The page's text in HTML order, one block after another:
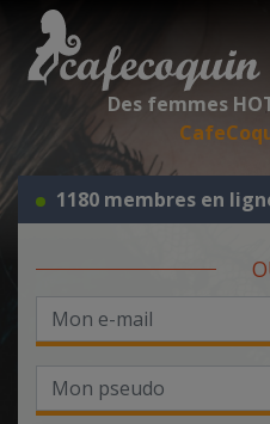
Des femmes
1180 membres en